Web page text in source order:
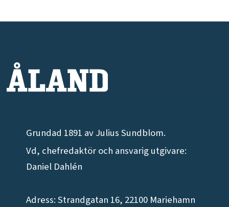
Grundad 1891 av Julius Sundblom.
Vd, chefredaktör och ansvarig utgivare:
Daniel Dahlén
Adress: Strandgatan 16, 22100 Mariehamn